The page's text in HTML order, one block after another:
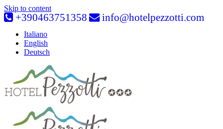
Skip to content
+390463751358 info@hotelpezzotti.com
Italiano
English
Deutsch